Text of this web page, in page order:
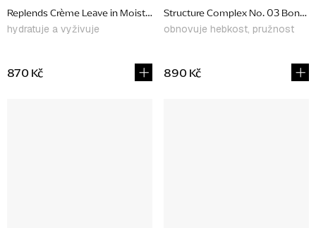
Replends Crème Leave in Moisturiser, 150 ml
hydratuje a vyživuje
870 Kč
Structure Complex No. 03 Bond
obnovuje hebkost, pružnost
890 Kč